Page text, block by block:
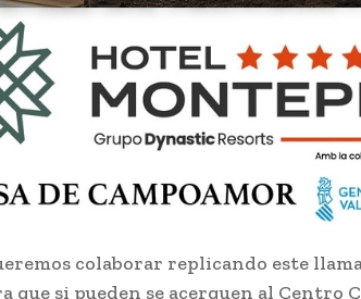
colaborar replicando este
que si pueden se acerquen al Centro